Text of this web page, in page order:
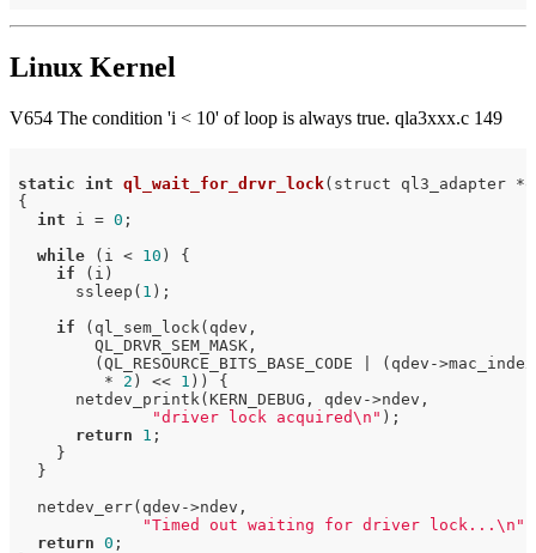
Linux Kernel
V654 The condition 'i < 10' of loop is always true. qla3xxx.c 149
static int ql_wait_for_drvr_lock(struct ql3_adapter
{
int i = 0 ;
while (i < 10 ) {
if (i)
      ssleep(
1 );
if (ql_sem_lock(qdev,
        QL_DRVR_SEM_MASK,
(QL_RESOURCE_BITS_BASE_CODE | (qdev-
         *
2 ) << 1 )) {
      netdev_printk(KERN_DEBUG, qdev->ndev,
"driver lock acquired\n" );
return
1 ;
    }
  }
  netdev_err(qdev->ndev,
"Timed out waiting for driver lock...\n"
return 0 ;